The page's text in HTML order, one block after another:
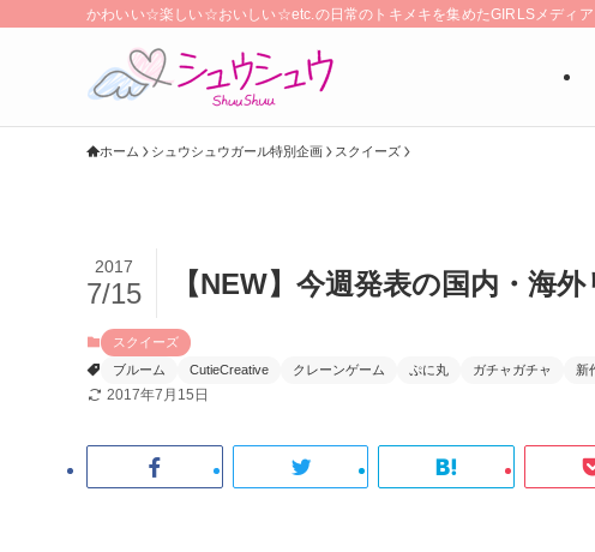
かわいい☆楽しい☆おいしい☆etc.の日常のトキメキを集めたGIRLSメディア
ホーム シュウシュウガール特別企画 スクイーズ
【NEW】今週発表の国内・海
2017
7/15
スクイーズ
ブルーム
CutieCreative クレーンゲーム ぷに丸 ガチャガチャ 新
2017年7月15日